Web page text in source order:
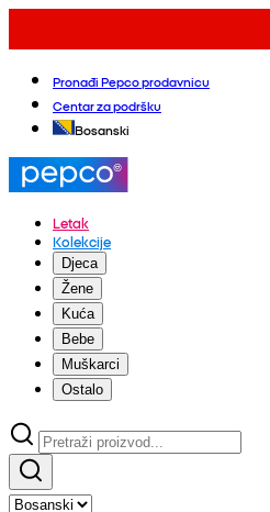
Pronađi Pepco prodavnicu
Centar za podršku
Bosanski
Letak
Kolekcije
Djeca
Žene
Kuća
Bebe
Muškarci
Ostalo